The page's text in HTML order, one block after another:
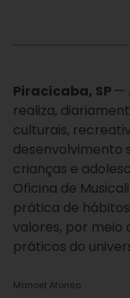
Piracicaba, SP—
realiza,
culturais,
desenvolvimento
crianças e
Oficina de
prática de
valores, por meio
práticos do
Manoel Afonso